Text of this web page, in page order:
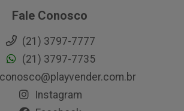
Fale Conosco
(21) 3797-7777
(21) 3797-7735
Instagram